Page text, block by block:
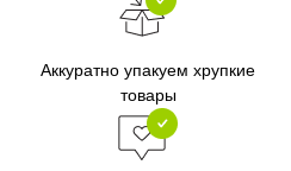
Аккуратно упакуем хрупкие
товары